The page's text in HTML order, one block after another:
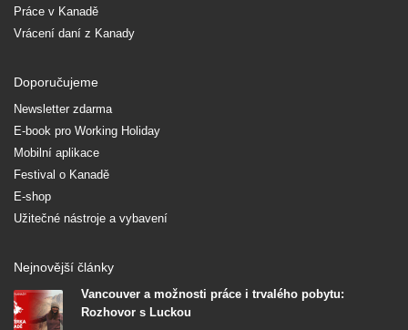
Práce v Kanadě
Vrácení daní z Kanady
Doporučujeme
Newsletter zdarma
E-book pro Working Holiday
Mobilní aplikace
Festival o Kanadě
E-shop
Užitečné nástroje a vybavení
Nejnovější články
Vancouver a možnosti práce i trvalého pobytu:
Rozhovor s Luckou